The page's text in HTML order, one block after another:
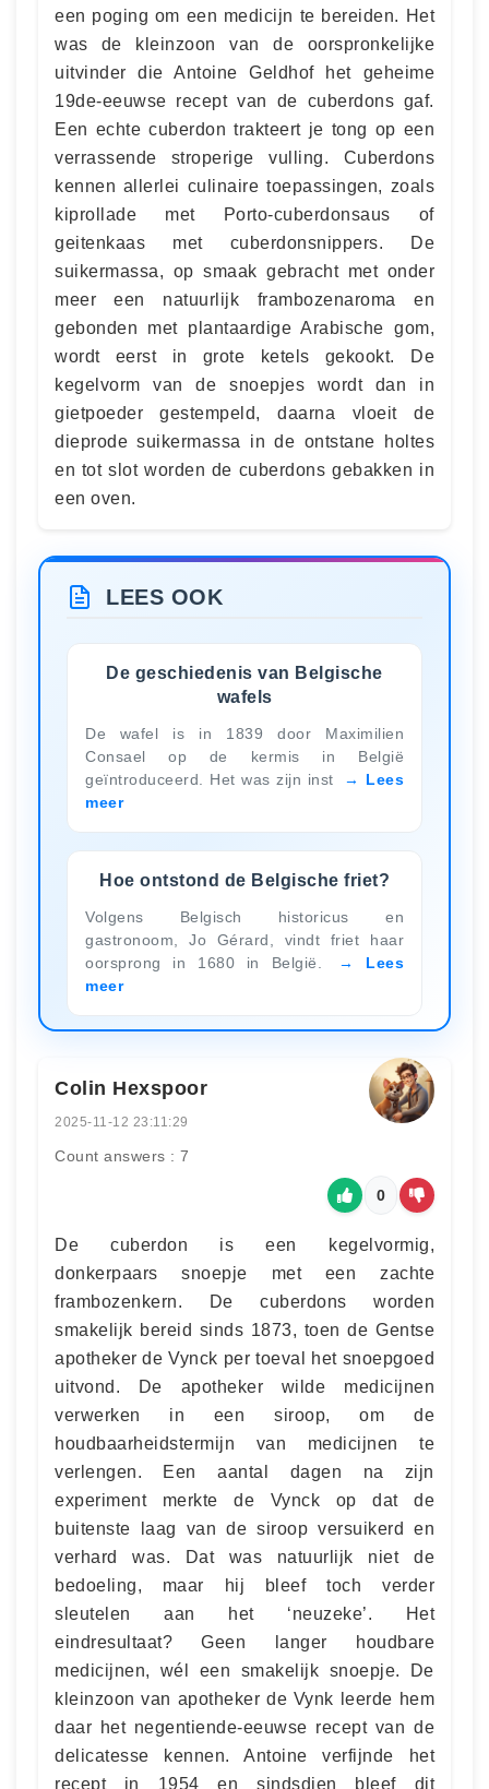
een poging om een medicijn te bereiden. Het
was de kleinzoon van de oorspronkelijke
uitvinder die Antoine Geldhof het geheime
19de-eeuwse recept van de cuberdons gaf.
Een echte cuberdon trakteert je tong op een
verrassende stroperige vulling. Cuberdons
kennen allerlei culinaire toepassingen, zoals
kiprollade met Porto-cuberdonsaus of
geitenkaas met cuberdonsnippers. De
suikermassa, op smaak gebracht met onder
meer een natuurlijk frambozenaroma en
gebonden met plantaardige Arabische gom,
wordt eerst in grote ketels gekookt. De
kegelvorm van de snoepjes wordt dan in
gietpoeder gestempeld, daarna vloeit de
dieprode suikermassa in de ontstane holtes
en tot slot worden de cuberdons gebakken in
een oven.
LEES OOK
De geschiedenis van Belgische
wafels
De wafel is in 1839 door Maximilien
Consael op de kermis in België
geïntroduceerd. Het was zijn inst
Lees
meer
Hoe ontstond de Belgische friet?
Volgens Belgisch historicus en
gastronoom, Jo Gérard, vindt friet haar
oorsprong in 1680 in België.
Lees
meer
Colin Hexspoor
2025-11-12 23:11:29
Count answers : 7
0
De cuberdon is een kegelvormig,
donkerpaars snoepje met een zachte
frambozenkern. De cuberdons worden
smakelijk bereid sinds 1873, toen de Gentse
apotheker de Vynck per toeval het snoepgoed
uitvond. De apotheker wilde medicijnen
verwerken in een siroop, om de
houdbaarheidstermijn van medicijnen te
verlengen. Een aantal dagen na zijn
experiment merkte de Vynck op dat de
buitenste laag van de siroop versuikerd en
verhard was. Dat was natuurlijk niet de
bedoeling, maar hij bleef toch verder
sleutelen aan het ‘neuzeke’. Het
eindresultaat? Geen langer houdbare
medicijnen, wél een smakelijk snoepje. De
kleinzoon van apotheker de Vynk leerde hem
daar het negentiende-eeuwse recept van de
delicatesse kennen. Antoine verfijnde het
recept in 1954 en sindsdien bleef dit